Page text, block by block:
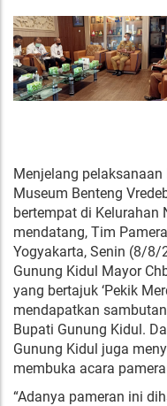
Menjelang
Museum Benteng
bertempat di Kelurahan
mendatang, Tim
Yogyakarta, Senin (8/8/
Gunung Kidul Mayor
yang bertajuk ‘Pekik
mendapatkan
Bupati Gunung Kidul.
Gunung Kidul juga
membuka acara
“Adanya pameran ini